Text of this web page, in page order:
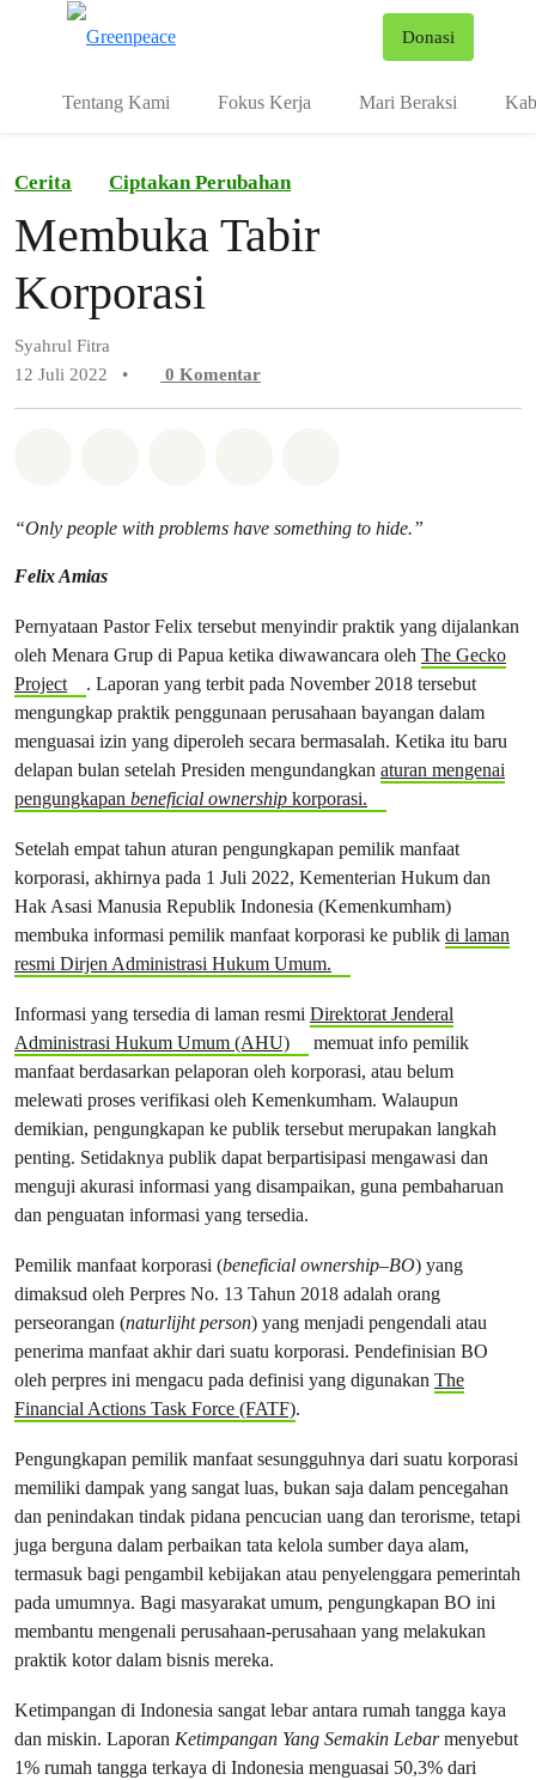
Donasi
Tentang Kami Fokus Kerja Mari Beraksi
Cerita Ciptakan Perubahan
Membuka Tabir
Korporasi
Syahrul Fitra
12 Juli 2022
• 0 Komentar
“Only people with problems have something to hide.”
Felix Amias
Pernyataan Pastor Felix tersebut menyindir praktik yang dijalankan
oleh Menara Grup di Papua ketika diwawancara oleh The Gecko
Project
. Laporan yang terbit pada November 2018 tersebut
mengungkap praktik penggunaan perusahaan bayangan dalam
menguasai izin yang diperoleh secara bermasalah. Ketika itu baru
delapan bulan setelah Presiden mengundangkan aturan mengenai
pengungkapan beneficial ownership korporasi.
Setelah empat tahun aturan pengungkapan pemilik manfaat
korporasi, akhirnya pada 1 Juli 2022, Kementerian Hukum dan
Hak Asasi Manusia Republik Indonesia (Kemenkumham)
membuka informasi pemilik manfaat korporasi ke publik di laman
resmi Dirjen Administrasi Hukum Umum.
Informasi yang tersedia di laman resmi Direktorat Jenderal
Administrasi Hukum Umum (AHU)
memuat info pemilik
manfaat berdasarkan pelaporan oleh korporasi, atau belum
melewati proses verifikasi oleh Kemenkumham. Walaupun
demikian, pengungkapan ke publik tersebut merupakan langkah
penting. Setidaknya publik dapat berpartisipasi mengawasi dan
menguji akurasi informasi yang disampaikan, guna pembaharuan
dan penguatan informasi yang tersedia.
Pemilik manfaat korporasi (beneficial ownership–BO) yang
dimaksud oleh Perpres No. 13 Tahun 2018 adalah orang
perseorangan (naturlijht person) yang menjadi pengendali atau
penerima manfaat akhir dari suatu korporasi. Pendefinisian BO
oleh perpres ini mengacu pada definisi yang digunakan The
Financial Actions Task Force (FATF).
Pengungkapan pemilik manfaat sesungguhnya dari suatu korporasi
memiliki dampak yang sangat luas, bukan saja dalam pencegahan
dan penindakan tindak pidana pencucian uang dan terorisme, tetapi
juga berguna dalam perbaikan tata kelola sumber daya alam,
termasuk bagi pengambil kebijakan atau penyelenggara pemerintah
pada umumnya. Bagi masyarakat umum, pengungkapan BO ini
membantu mengenali perusahaan-perusahaan yang melakukan
praktik kotor dalam bisnis mereka.
Ketimpangan di Indonesia sangat lebar antara rumah tangga kaya
dan miskin. Laporan Ketimpangan Yang Semakin Lebarmenyebut
1% rumah tangga terkaya di Indonesia menguasai 50,3% dari